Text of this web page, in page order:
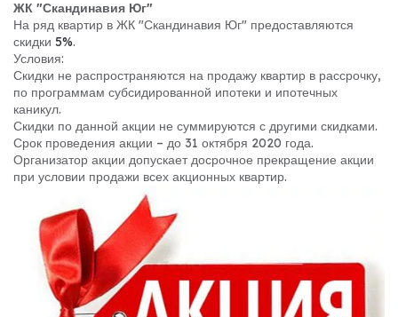
ЖК "Скандинавия Юг"
На ряд квартир в ЖК "Скандинавия Юг" предоставляются
скидки 5%.
Условия:
Скидки не распространяются на продажу квартир в рассрочку,
по программам субсидированной ипотеки и ипотечных
каникул.
Скидки по данной акции не суммируются с другими скидками.
Срок проведения акции – до 31 октября 2020 года.
Организатор акции допускает досрочное прекращение акции
при условии продажи всех акционных квартир.